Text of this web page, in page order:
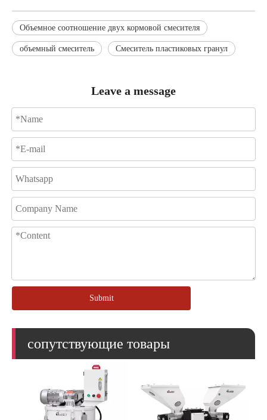
Объемное соотношение двух кормовой смесителя
объемный смеситель Смеситель пластиковых гранул
Leave a message
Submit
сопутствующие товары